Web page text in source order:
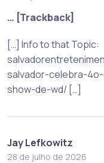
… [Trackback]
[…] Info to that Topic:
salvador-celebra-
show-de-wd/ […]
Jay Lefkowitz
28 de julho de 2026